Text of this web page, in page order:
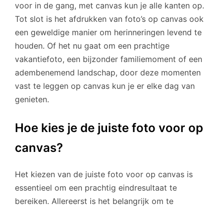
voor in de gang, met canvas kun je alle kanten op.
Tot slot is het afdrukken van foto’s op canvas ook
een geweldige manier om herinneringen levend te
houden. Of het nu gaat om een prachtige
vakantiefoto, een bijzonder familiemoment of een
adembenemend landschap, door deze momenten
vast te leggen op canvas kun je er elke dag van
genieten.
Hoe kies je de juiste foto voor op
canvas?
Het kiezen van de juiste foto voor op canvas is
essentieel om een prachtig eindresultaat te
bereiken. Allereerst is het belangrijk om te